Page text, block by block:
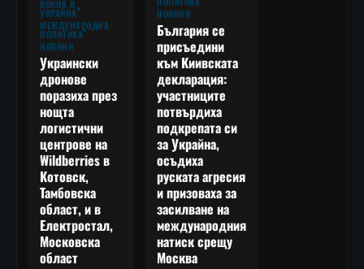
ВОЙНА В
УКРАЙНА
МЕЖДУНАРОДНА
ПОЛИТИКА
НОВИНИ
Украински
дронове
поразиха през
нощта
логистични
центрове на
Wildberries в
Котовск,
Тамбовска
област, и в
Електростал,
Московска
област
НОВИНИ
България се
присъедини
към Киивската
декларация:
участниците
потвърдиха
подкрепата си
за Украйна,
осъдиха
руската агресия
и призоваха за
засилване на
международния
натиск срещу
Москва